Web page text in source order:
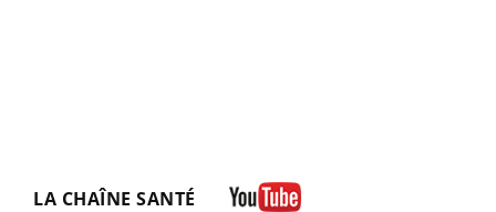
LA CHAÎNE SANTÉ